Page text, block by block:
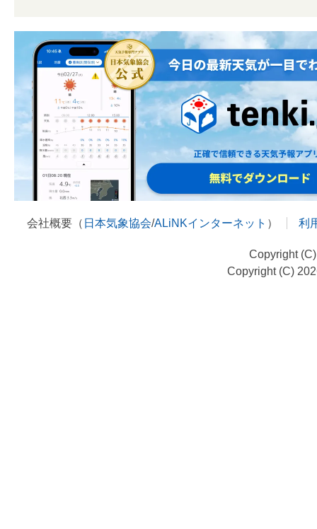
会社概要（ 日本気象協会/ALiNKインターネット ） 利
Copyright
Copyright (C)